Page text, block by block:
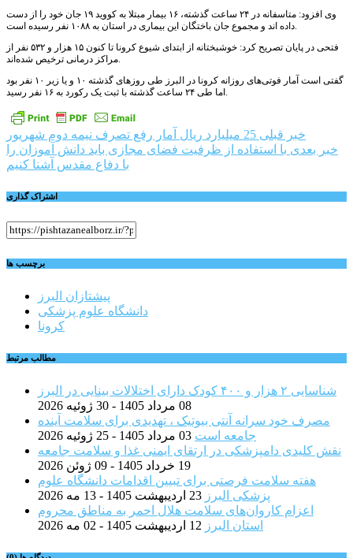
وی افزود: متاسفانه در ۲۴ ساعت گذشته، ۱۶ بیمار مبتلا به کووید ۱۹ جان خود را از دست
داده اند و مجموع جان باختگان این بیماری در استان به ۱۰۸۸ نفر رسیده است.
فتحی در پایان تصریح کرد: خوشبختانه از ابتدای شیوع کرونا تا کنون ۱۵ هزار و ۵۳۲ نفر از
مراکز درمانی ترخیص شده‌اند.
گفتی است آمار فوتی‌های روزانه کرونا در البرز طی روزهای گذشته ۱۰ و یا زیر ۱۰ نفر بود
اما طی ۲۴ ساعت گذشته با ثبت یک رکورد به ۱۶ نفر رسید.
راهبری
نوشته
خبر قبلی 25 میلیارد ریال آمار رفع تصرف نیمه دوم شهریور
خبر بعدی با استفاده از ظرفیت فضای مجازی باید دانش آموزان را
با دفاع مقدس آشنا کنیم
اشتراک گذاری
برچسب ها
پیشتازان البرز
دانشگاه علوم پزشکی
کرونا
مطالب مرتبط
شناسایی ۲ هزار و ۴۰۰ کودک دارای اختلالات بینایی در البرز
08 مرداد 1405 - 30 ژوئیه 2026
مصرف خود سرانه آنتی بیوتیک ، تهدیدی برای سلامت آینده
جامعه است 03 مرداد 1405 - 25 ژوئیه 2026
نقش کلیدی دامپزشکی در ارتقای ایمنی غذا و سلامت جامعه
19 خرداد 1405 - 09 ژوئن 2026
هفته سلامت فرصتی برای تبیین اقدامات دانشگاه علوم
پزشکی البرز 23 اردیبهشت 1405 - 13 مه 2026
اعزام کاروان‌های سلامت هلال احمر به مناطق محروم
استان البرز 12 اردیبهشت 1405 - 02 مه 2026